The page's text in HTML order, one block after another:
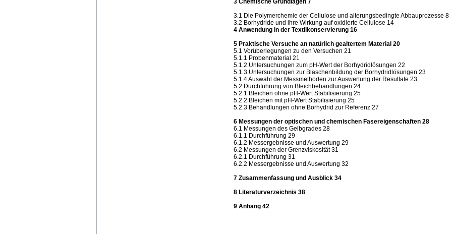
3.1 Die Polymerchemie der Cellulose und alterungsbedingte Abbauprozesse 8
3.2 Borhydride und ihre Wirkung auf oxidierte Cellulose 14
4 Anwendung in der Textilkonservierung 16
5 Praktische Versuche an natürlich gealtertem Material 20
5.1 Vorüberlegungen zu den Versuchen 21
5.1.1 Probenmaterial 21
5.1.2 Untersuchungen zum pH-Wert der Borhydridlösungen 22
5.1.3 Untersuchungen zur Bläschenbildung der Borhydridlösungen 23
5.1.4 Auswahl der Messmethoden zur Auswertung der Resultate 23
5.2 Durchführung von Bleichbehandlungen 24
5.2.1 Bleichen ohne pH-Wert Stabilisierung 25
5.2.2 Bleichen mit pH-Wert Stabilisierung 25
5.2.3 Behandlungen ohne Borhydrid zur Referenz 27
6 Messungen der optischen und chemischen Fasereigenschaften 28
6.1 Messungen des Gelbgrades 28
6.1.1 Durchführung 29
6.1.2 Messergebnisse und Auswertung 29
6.2 Messungen der Grenzviskosität 31
6.2.1 Durchführung 31
6.2.2 Messergebnisse und Auswertung 32
7 Zusammenfassung und Ausblick 34
8 Literaturverzeichnis 38
9 Anhang 42